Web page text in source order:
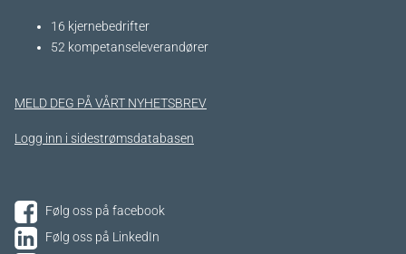
16 kjernebedrifter​
52 kompetanseleverandører
MELD DEG PÅ VÅRT NYHETSBREV
Logg inn i sidestrømsdatabasen
Følg oss på facebook
Følg oss på LinkedIn